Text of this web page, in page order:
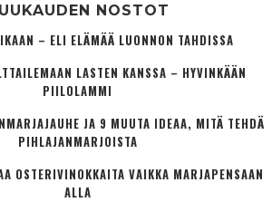
NOSTOT
– ELI ELÄMÄÄ LUONNON TAHDISSA
LASTEN KANSSA – HYVINKÄÄN
PIILOLAMMI
JA 9 MUUTA IDEAA, MITÄ TEHDÄ
PIHLAJANMARJOISTA
OSTERIVINOKKAITA VAIKKA MARJAPENSAAN
ALLA